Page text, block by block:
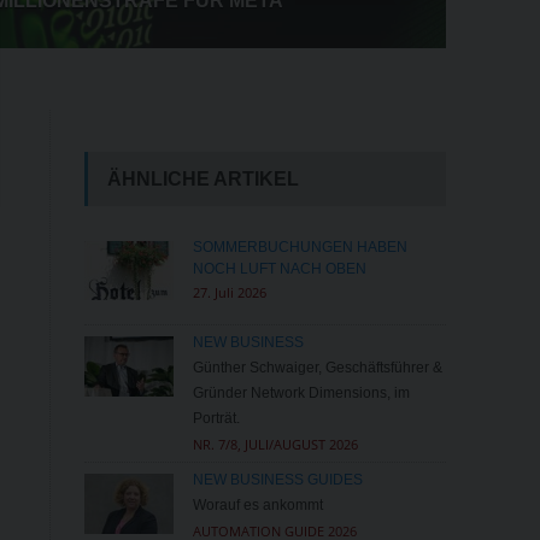
ÄHNLICHE ARTIKEL
SOMMERBUCHUNGEN HABEN
NOCH LUFT NACH OBEN
27. Juli 2026
NEW BUSINESS
Günther Schwaiger, Geschäftsführer &
Gründer Network Dimensions, im
Porträt.
NR. 7/8, JULI/AUGUST 2026
NEW BUSINESS GUIDES
Worauf es ankommt
AUTOMATION GUIDE 2026